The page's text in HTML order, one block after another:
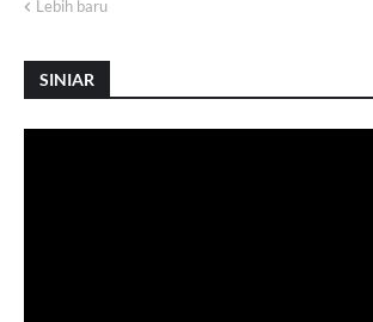
Lebih baru
SINIAR